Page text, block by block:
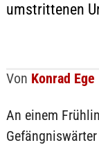
umstrittenen
Von Konrad Ege
An einem